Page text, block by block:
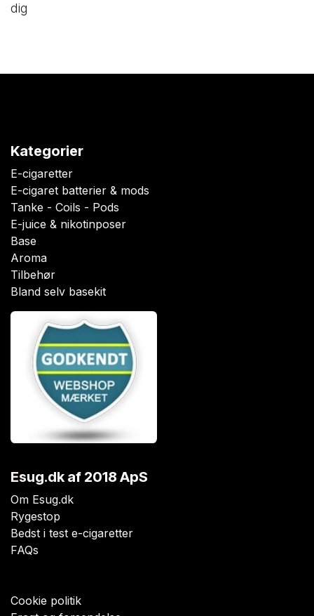
dig
Kategorier
E-cigaretter
E-cigaret batterier & mods
Tanke - Coils - Pods
E-juice & nikotinposer
Base
Aroma
Tilbehør
Bland selv basekit
Esug.dkaf 2018 ApS
Om Esug.dk
Rygestop
Bedst i test e-cigaretter
FAQs
Cookie politik